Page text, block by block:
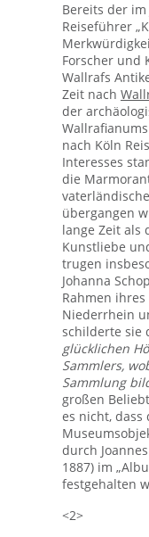
Bereits der
Reiseführer
Forscher und
Wallrafs
Zeit nach
der
nach Köln
Interesses
die
übergangen
lange Zeit als
Kunstliebe
trugen
Johanna
Rahmen
Niederrhein
schilderte sie
glücklichen
Sammlers,
Sammlung
großen
es nicht, dass
durch
1887) im
festgehalten
<2>